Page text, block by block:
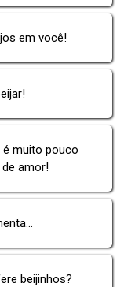
em você!
é muito pouco
amor!
beijinhos?